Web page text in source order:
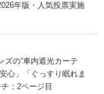
年版・人気投票実施
の“車内遮光カーテ
心」「ぐっすり眠れま
：2ページ目